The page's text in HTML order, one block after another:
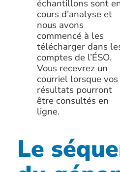
échantillons sont
cours d’analyse et
nous avons
commencé à les
télécharger dans
comptes de l’ÉSO.
Vous recevrez un
courriel lorsque vos
résultats pourront
être consultés en
ligne.
Le